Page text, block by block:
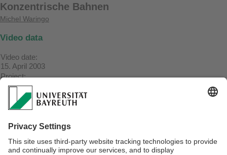
Konzentrische Bahnen
Michel Waringo
Video data
Video date:
15. April 2003
Project:
RONAF
Description:
Milling concentric paths
https://www.ai3.uni-bayreuth.de/de/publikationen/resypub/index.php?
mode=vid_show&vid_ref=waringo2003a
Videolink: